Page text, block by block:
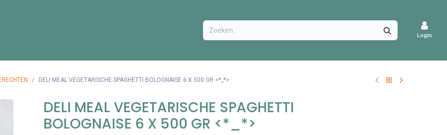
VACATURES
Login
DELI MEAL VEGETARISCHE SPAGHETTI BOLOGNAISE 6 X 500 GR <*_*>
DELI MEAL VEGETARISCHE SPAGHETTI
BOLOGNAISE 6 X 500 GR <*_*>